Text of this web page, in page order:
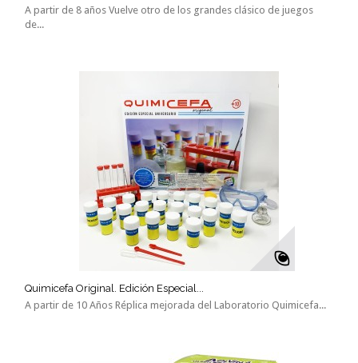
A partir de 8 años Vuelve otro de los grandes clásico de juegos
de...
Quimicefa Original. Edición Especial...
A partir de 10 Años Réplica mejorada del Laboratorio Quimicefa...